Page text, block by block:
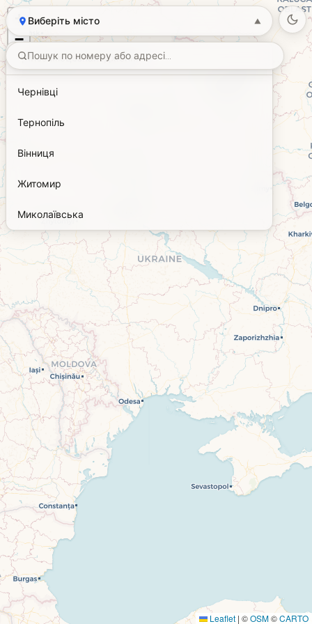
Виберіть місто ▼
Моє місцезнаходження
Чернівці
Тернопіль
Вінниця
Житомир
Миколаївська
+
−
Leaflet | ©OSM©CARTO